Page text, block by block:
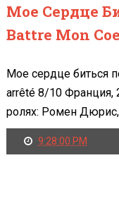
Мое Сердце
Battre Mon
Мое сердце биться
arrêté 8/10 Франция,
ролях: Ромен
9:28:00 PM